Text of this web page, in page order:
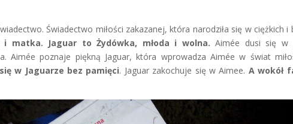
Świadectwo miłości zakazanej, która narodziła się w ciężkich i
matka. Jaguar to Żydówka, młoda i wolna. Aimée dusi się w
Aimée poznaje piękną Jaguar, która wprowadza Aimée w świat
w Jaguarze bez pamięci. Jaguar zakochuje się w Aimee. A wokół